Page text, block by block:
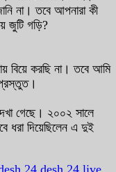
না। তবে আপনারা কী
জুটি গড়ি?
বিয়ে করছি না। তবে আমি
গেছে। ২০০২ সালে
ধরা দিয়েছিলেন এ দুই
24 desh 24 live